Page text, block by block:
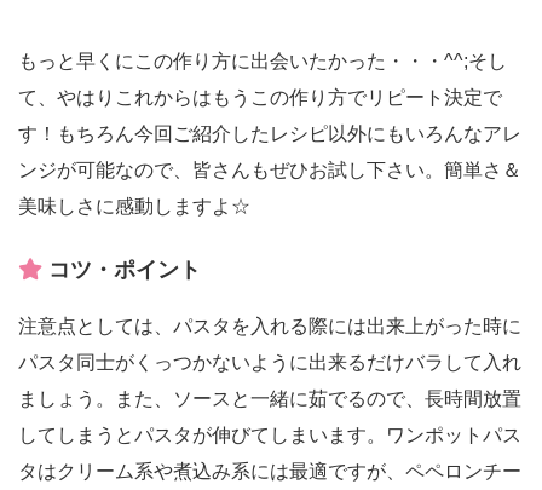
もっと早くにこの作り方に出会いたかった・・・^^;そし
て、やはりこれからはもうこの作り方でリピート決定で
す！もちろん今回ご紹介したレシピ以外にもいろんなアレ
ンジが可能なので、皆さんもぜひお試し下さい。簡単さ＆
美味しさに感動しますよ☆
コツ・ポイント
注意点としては、パスタを入れる際には出来上がった時に
パスタ同士がくっつかないように出来るだけバラして入れ
ましょう。また、ソースと一緒に茹でるので、長時間放置
してしまうとパスタが伸びてしまいます。ワンポットパス
タはクリーム系や煮込み系には最適ですが、ペペロンチー